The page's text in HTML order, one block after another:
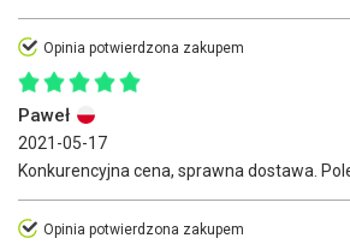
Opinia potwierdzona zakupem
Paweł
2021-05-17
Konkurencyjna cena, sprawna dostawa.
Opinia potwierdzona zakupem